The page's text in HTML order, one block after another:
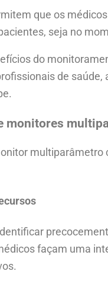
que os
seja no
do
de
monitores
façam uma